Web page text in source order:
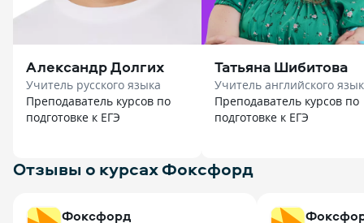
Александр Долгих
Учитель русского языка
Преподаватель курсов по
подготовке к ЕГЭ
Татьяна Шибитова
Учитель английского
Преподаватель курсов по
подготовке к ЕГЭ
Отзывы о курсах Фоксфорд
Фоксфорд